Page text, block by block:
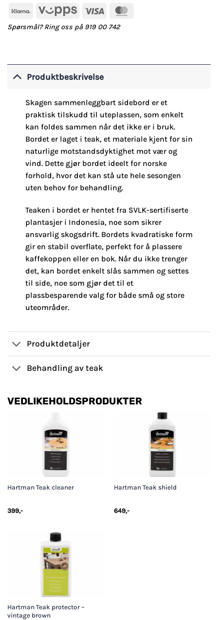
Klarna Vipps Visa
Spørsmål? Ring oss på 919 00 742
Produktbeskrivelse
Skagen sammenleggbart sidebord er et
praktisk tilskudd til uteplassen, som enkelt
kan foldes sammen når det ikke er i bruk.
Bordet er laget i teak, et materiale kjent for sin
naturlige motstandsdyktighet mot vær og
vind. Dette gjør bordet ideelt for norske
forhold, hvor det kan stå ute hele sesongen
uten behov for behandling.
Teaken i bordet er hentet fra SVLK-sertifiserte
plantasjer i Indonesia, noe som sikrer
ansvarlig skogsdrift. Bordets kvadratiske form
gir en stabil overflate, perfekt for å plassere
kaffekoppen eller en bok. Når du ikke trenger
det, kan bordet enkelt slås sammen og settes
til side, noe som gjør det til et
plassbesparende valg for både små og store
uteområder.
Produktdetaljer
Behandling av teak
VEDLIKEHOLDSPRODUKTER
Hartman Teak cleaner
399,-
Hartman Teak shield
649,-
Hartman Teak protector –
vintage brown